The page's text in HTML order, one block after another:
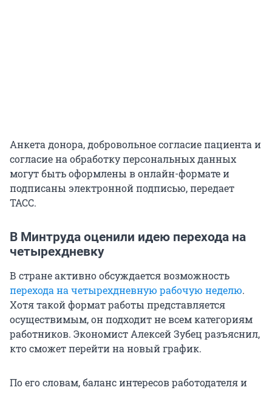
Анкета донора, добровольное согласие пациента и
согласие на обработку персональных данных
могут быть оформлены в онлайн-формате и
подписаны электронной подписью, передает
ТАСС.
В Минтруда оценили идею перехода на
четырехдневку
В стране активно обсуждается возможность
перехода на четырехдневную рабочую неделю.
Хотя такой формат работы представляется
осуществимым, он подходит не всем категориям
работников. Экономист Алексей Зубец разъяснил,
кто сможет перейти на новый график.
По его словам, баланс интересов работодателя и